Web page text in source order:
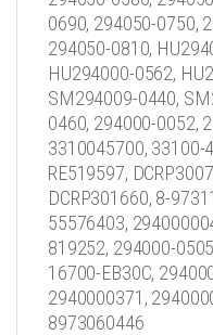
0690, 294050-0750,
294050-0810,
HU294000-0562,
SM294009-0440,
0460, 294000-0052,
3310045700, 33100-
RE519597,
DCRP301660, 8-
55576403,
819252, 294000-
16700-EB30C,
2940000371,
8973060446